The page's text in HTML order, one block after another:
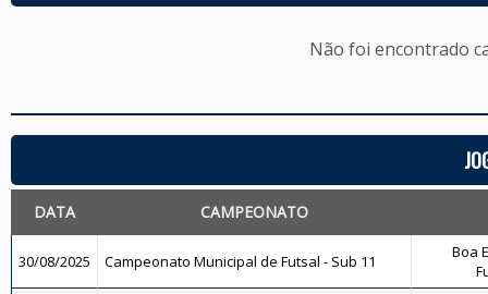
Não foi encontrado
DATA CAMPEONATO
30/08/2025 Campeonato Municipal de Futsal - Sub 11
Boa